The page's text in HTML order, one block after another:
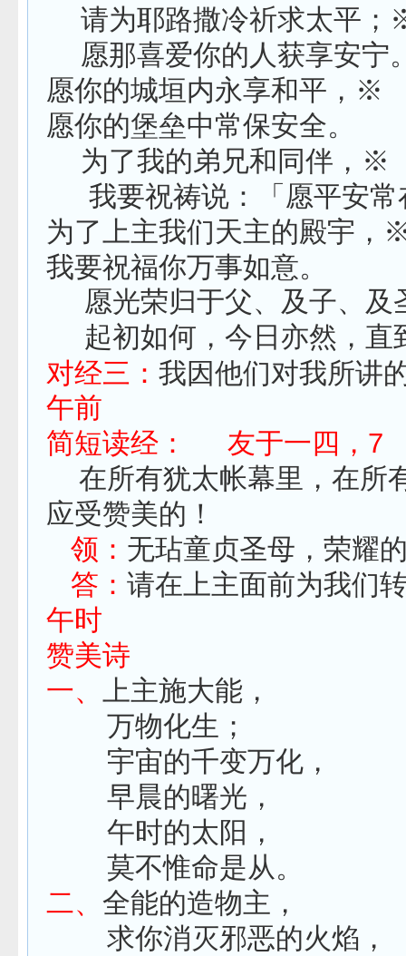
请为耶路撒冷祈求太平
愿那喜爱你的人获享安宁
愿你的城垣内永享和平，※
愿你的堡垒中常保安全。
为了我的弟兄和同伴，※
我要祝祷说：「愿平安
为了上主我们天主的殿宇，
我要祝福你万事如意。
愿光荣归于父、及子、及
起初如何，今日亦然，直
对经三： 我因他们对我所讲
午前
简短读经： 友于一四，7
在所有犹太帐幕里，在所
应受赞美的！
领： 无玷童贞圣母，荣耀
答：请在上主面前为我们
午时
赞美诗
一、
上主施大能，
万物化生；
宇宙的千变万化，
早晨的曙光，
午时的太阳，
莫不惟命是从。
二、 全能的造物主，
求你消灭邪恶的火焰，